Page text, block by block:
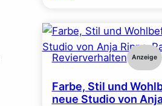
Revierverhalten Anzeige
Farbe, Stil und
neue Studio von